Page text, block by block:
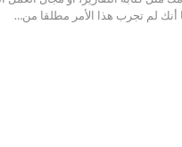
أنك لم تجرب هذا الأمر مطلقا من…